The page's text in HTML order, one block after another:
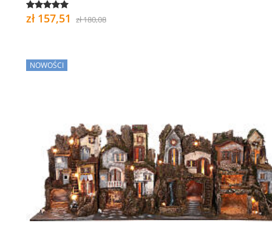
zł 157,51 zł 180,08
NOWOŚCI